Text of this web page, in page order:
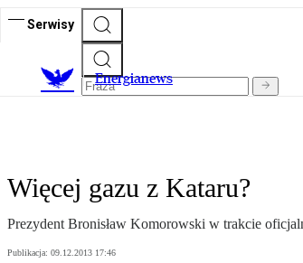
Serwisy
Energianews
Więcej gazu z Kataru?
Prezydent Bronisław Komorowski w trakcie
Publikacja: 09.12.2013 17:46